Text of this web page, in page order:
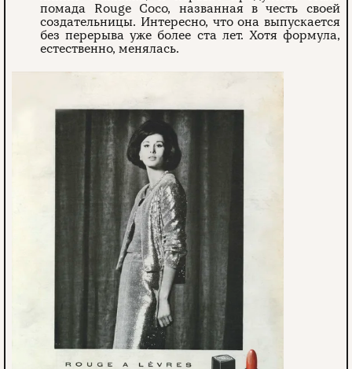
помада Rouge Coco, названная в честь своей
создательницы. Интересно, что она выпускается
без перерыва уже более ста лет. Хотя формула,
естественно, менялась.